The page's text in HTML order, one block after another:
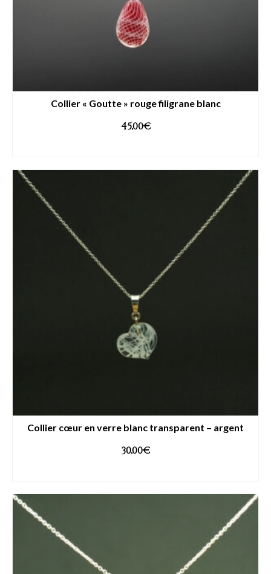
Collier « Goutte » rouge filigrane blanc
45,00€
Collier cœur en verre blanc transparent – argent
30,00€